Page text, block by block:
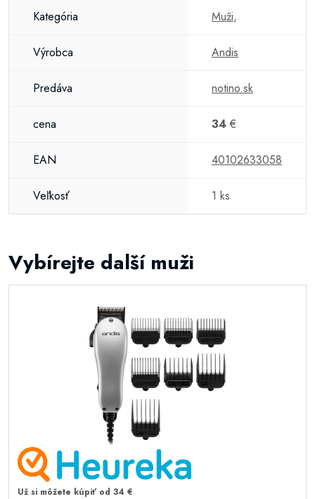
Kategória Muži,
Výrobca Andis
Predáva notino.sk
cena 34 €
EAN 40102633058
Veľkosť 1 ks
Vybírejte další muži
Už si môžete kúpiť od 34 €